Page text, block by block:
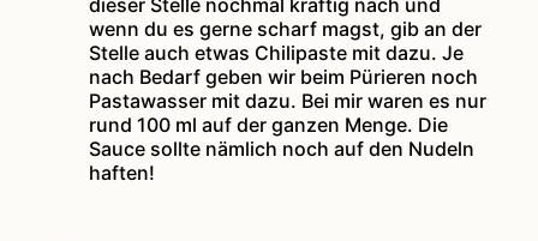
wenn du es gerne scharf magst, gib an der
Stelle auch etwas Chilipaste mit dazu. Je
nach Bedarf geben wir beim Pürieren noch
Pastawasser mit dazu. Bei mir waren es nur
rund 100 ml auf der ganzen Menge. Die
Sauce sollte nämlich noch auf den Nudeln
haften!